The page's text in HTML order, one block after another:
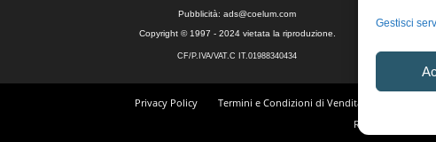
Gestisci
Pubblicità: ads@coelum.com
Copyright © 1997 - 2024 vietata la riproduzione.
CF/P.IVA/VAT.C IT.01988340434
Privacy Policy Termini e Condizioni di Vendita
Regolamento